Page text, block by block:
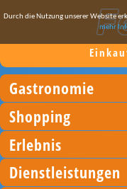
Durch die Nutzung unserer Website
mehr
Gastronomie
Shopping
Erlebnis
Dienstleistungen